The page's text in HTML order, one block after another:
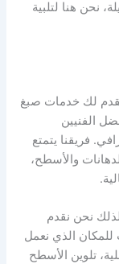
نحن هنا لتلبية
لك خدمات صبغ
الفنيين
فريقنا يتمتع
والأسطح،
نحن نقدم
للمكان الذي نعمل
تلوين الأسطح